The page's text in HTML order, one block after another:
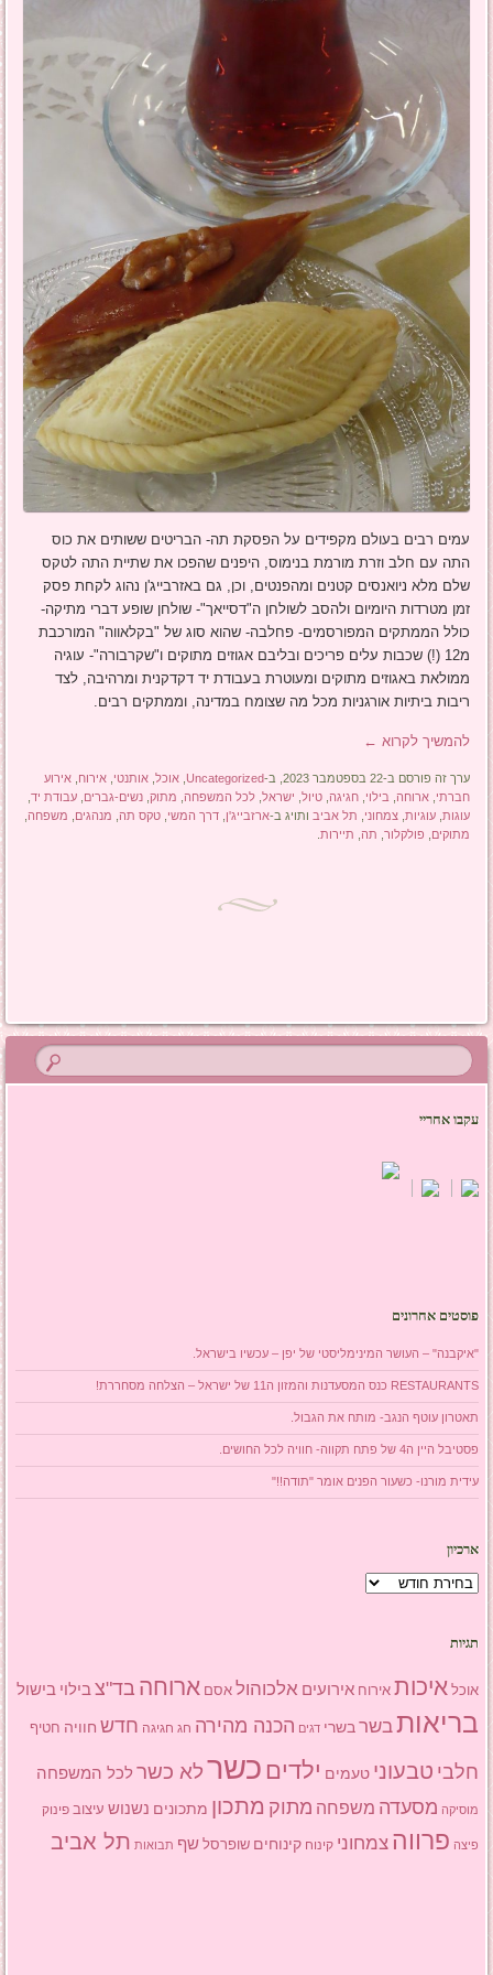
עמים רבים בעולם מקפידים על הפסקת תה- הבריטים ששותים את כוס
התה עם חלב וזרת מורמת בנימוס, היפנים שהפכו את שתיית התה לטקס
שלם מלא ניואנסים קטנים ומהפנטים, וכן, גם באזרבייג'ן נהוג לקחת פסק
זמן מטרדות היומיום ולהסב לשולחן ה"דסייאך"- שולחן שופע דברי מתיקה-
כולל הממתקים המפורסמים- פחלבה- שהוא סוג של "בקלאווה" המורכבת
מ12 (!) שכבות עלים פריכים ובליבם אגוזים מתוקים ו"שקרבורה"- עוגיה
ממולאת באגוזים מתוקים ומעוטרת בעבודת יד דקדקנית ומרהיבה, לצד
ריבות ביתיות אורגניות מכל מה שצומח במדינה, וממתקים רבים.
להמשיך לקרוא ←
ערך זה פורסם ב-22 בספטמבר 2023, ב- Uncategorized
,אוכל ,אותנטי ,אירוח ,אירוע
חברתי ,ארוחה בילוי ,חגיגה ,טיול ישראל ,לכל המשפחה מתוק ,נשים-גברים ,עבודת יד
עוגות ,עוגיות ,צמחוני תל אביב ותויג ב-ארזבייג'ן ,דרך המשי ,טקס תה מנהגים משפחה
מתוקים
פולקלור תה תיירות
עקבו אחריי
פוסטים אחרונים
"איקבנה" – העושר המינימליסטי של יפן – עכשיו בישראל.
RESTAURANTS כנס המסעדנות והמזון ה11 של ישראל – הצלחה מסחררת!
תאטרון עוטף הנגב- מותח את הגבול.
פסטיבל היין ה4 של פתח תקווה- חוויה לכל החושים.
עידית מורנו- כשעור הפנים אומר "תודה!!"
ארכיון
ארכיון
תגיות
אוכל איכות אירוח אירועים אלכוהול אסם ארוחה בד"צ בילוי בישול
בריאותבשר בשרי דגים הכנה מהירה חג חגיגה חדש חוויה חטיף
חלבי טבעוני טעמים ילדים כשרלא כשר לכל המשפחה
מוסיקה מסעדה משפחה מתוק מתכון מתכונים נשנוש עיצוב פינוק
פיצה פרווה צמחוני קינוח קינוחים שופרסל שף תבואות תל אביב